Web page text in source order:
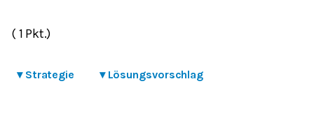
( 1 Pkt.)
▾ Strategie ▾ Lösungsvorschlag